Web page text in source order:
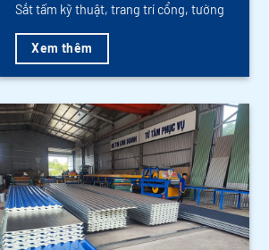
Sắt tấm kỹ thuật, trang trí cổng, tường
Xem thêm